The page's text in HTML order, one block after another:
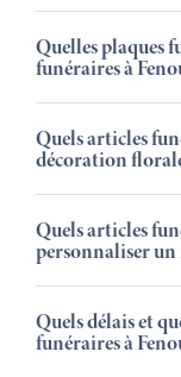
Quelles plaques
funéraires à
Quels articles
décoration
Quels articles
personnaliser
Quels délais et
funéraires à